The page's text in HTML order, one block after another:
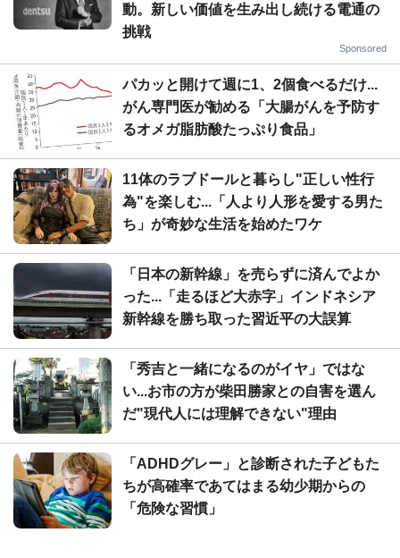
動。新しい価値を生み出し続ける電通の
挑戦
Sponsored
パカッと開けて週に1、2個食べるだけ...
がん専門医が勧める「大腸がんを予防す
るオメガ脂肪酸たっぷり食品」
11体のラブドールと暮らし"正しい性行
為"を楽しむ...「人より人形を愛する男た
ち」が奇妙な生活を始めたワケ
「日本の新幹線」を売らずに済んでよか
った...「走るほど大赤字」インドネシア
新幹線を勝ち取った習近平の大誤算
「秀吉と一緒になるのがイヤ」ではな
い...お市の方が柴田勝家との自害を選ん
だ"現代人には理解できない"理由
「ADHDグレー」と診断された子どもた
ちが高確率であてはまる幼少期からの
「危険な習慣」